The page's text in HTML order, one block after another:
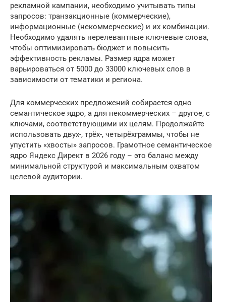
рекламной кампании, необходимо учитывать типы
запросов: транзакционные (коммерческие),
информационные (некоммерческие) и их комбинации.
Необходимо удалять нерелевантные ключевые слова,
чтобы оптимизировать бюджет и повысить
эффективность рекламы. Размер ядра может
варьироваться от 5000 до 33000 ключевых слов в
зависимости от тематики и региона.
Для коммерческих предложений собирается одно
семантическое ядро, а для некоммерческих – другое, с
ключами, соответствующими их целям. Продолжайте
использовать двух-, трёх-, четырёхграммы, чтобы не
упустить «хвосты» запросов. Грамотное семантическое
ядро Яндекс Директ в 2026 году – это баланс между
минимальной структурой и максимальным охватом
целевой аудитории.